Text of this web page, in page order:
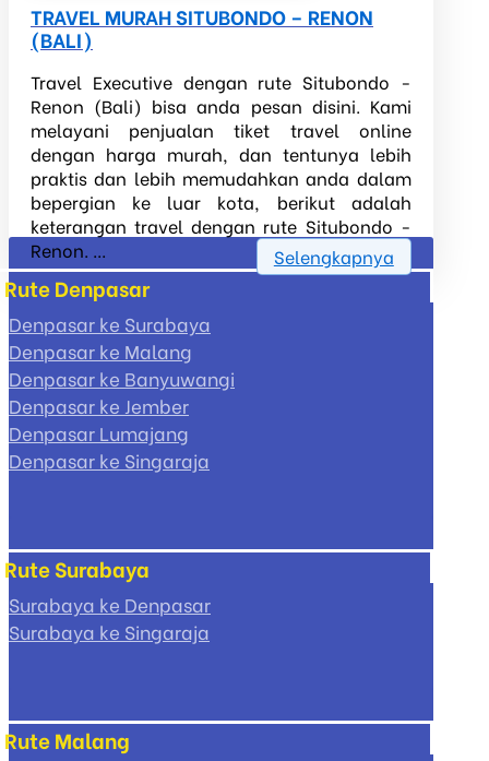
TRAVEL MURAH SITUBONDO – RENON
(BALI)
Travel Executive dengan rute Situbondo -
Renon (Bali) bisa anda pesan disini. Kami
melayani penjualan tiket travel online
dengan harga murah, dan tentunya lebih
praktis dan lebih memudahkan anda dalam
bepergian ke luar kota, berikut adalah
keterangan travel dengan rute Situbondo -
Renon. ...
Selengkapnya
Rute Denpasar
Denpasar ke Surabaya
Denpasar ke Malang
Denpasar ke Banyuwangi
Denpasar ke Jember
Denpasar Lumajang
Denpasar ke Singaraja
Rute Surabaya
Surabaya ke Denpasar
Surabaya ke Singaraja
Rute Malang